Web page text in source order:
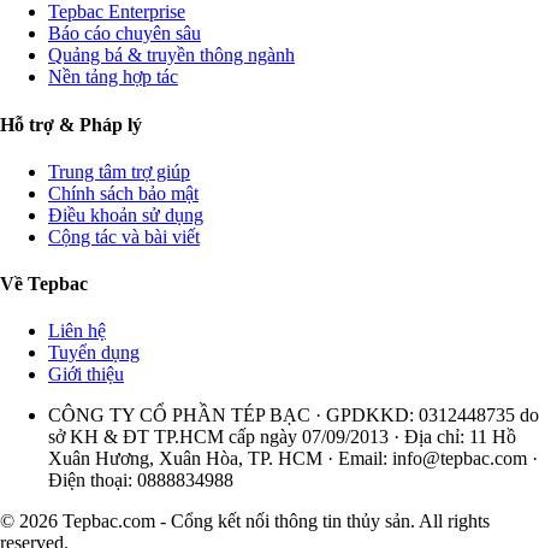
Tepbac Enterprise
Báo cáo chuyên sâu
Quảng bá & truyền thông ngành
Nền tảng hợp tác
Hỗ trợ & Pháp lý
Trung tâm trợ giúp
Chính sách bảo mật
Điều khoản sử dụng
Cộng tác và bài viết
Về Tepbac
Liên hệ
Tuyển dụng
Giới thiệu
CÔNG TY CỔ PHẦN TÉP BẠC · GPDKKD: 0312448735 do
sở KH & ĐT TP.HCM cấp ngày 07/09/2013 · Địa chỉ: 11 Hồ
Xuân Hương, Xuân Hòa, TP. HCM · Email: info@tepbac.com ·
Điện thoại: 0888834988
© 2026 Tepbac.com - Cổng kết nối thông tin thủy sản. All rights
reserved.